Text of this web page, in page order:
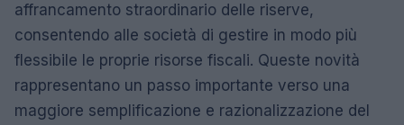
affrancamento straordinario delle riserve,
consentendo alle società di gestire in modo più
flessibile le proprie risorse fiscali. Queste novità
rappresentano un passo importante verso una
maggiore semplificazione e razionalizzazione del